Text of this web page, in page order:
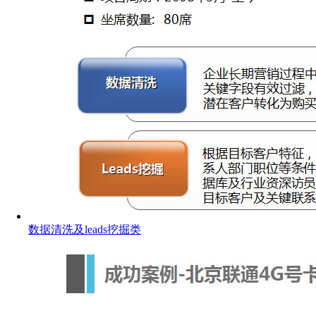
数据清洗及leads挖掘类